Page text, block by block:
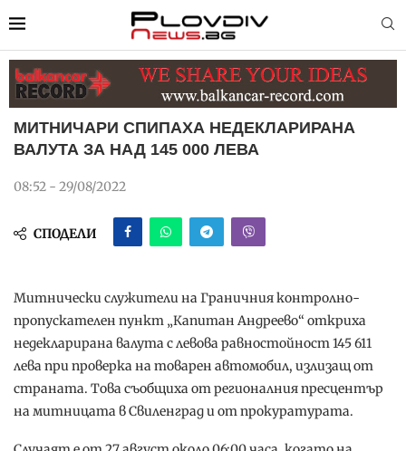
МИТНИЧАРИ СПИПАХА НЕДЕКЛАРИРАНА
ВАЛУТА ЗА НАД 145 000 ЛЕВА
08:52 - 29/08/2022
СПОДЕЛИ
Митнически служители на Граничния контролно-
пропускателен пункт „Капитан Андреево“ откриха
недекларирана валута с левова равностойност 145 611
лева при проверка на товарен автомобил, излизащ от
страната. Това съобщиха от регионалния пресцентър
на митницата в Свиленград и от прокуратурата.